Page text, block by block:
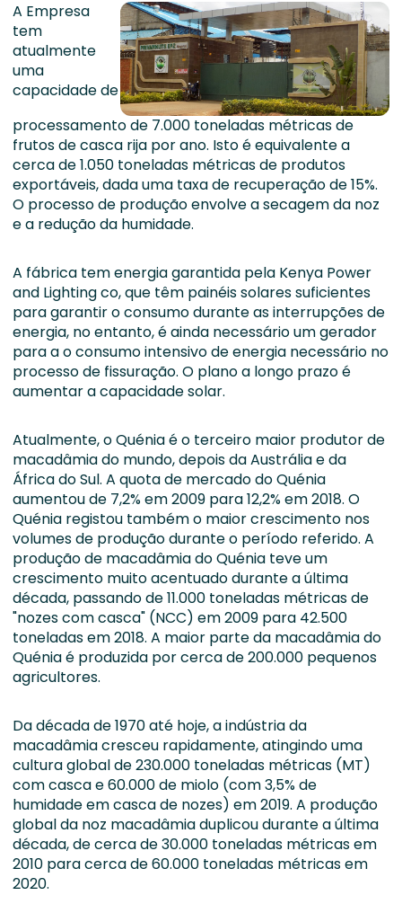
A Empresa
tem
atualmente
uma
capacidade de
processamento de 7.000 toneladas métricas de
frutos de casca rija por ano. Isto é equivalente a
cerca de 1.050 toneladas métricas de produtos
exportáveis, dada uma taxa de recuperação de 15%.
O processo de produção envolve a secagem da noz
e a redução da humidade.
A fábrica tem energia garantida pela Kenya Power
and Lighting co, que têm painéis solares suficientes
para garantir o consumo durante as interrupções de
energia, no entanto, é ainda necessário um gerador
para a o consumo intensivo de energia necessário no
processo de fissuração. O plano a longo prazo é
aumentar a capacidade solar.
Atualmente, o Quénia é o terceiro maior produtor de
macadâmia do mundo, depois da Austrália e da
África do Sul. A quota de mercado do Quénia
aumentou de 7,2% em 2009 para 12,2% em 2018. O
Quénia registou também o maior crescimento nos
volumes de produção durante o período referido. A
produção de macadâmia do Quénia teve um
crescimento muito acentuado durante a última
década, passando de 11.000 toneladas métricas de
"nozes com casca" (NCC) em 2009 para 42.500
toneladas em 2018. A maior parte da macadâmia do
Quénia é produzida por cerca de 200.000 pequenos
agricultores.
Da década de 1970 até hoje, a indústria da
macadâmia cresceu rapidamente, atingindo uma
cultura global de 230.000 toneladas métricas (MT)
com casca e 60.000 de miolo (com 3,5% de
humidade em casca de nozes) em 2019. A produção
global da noz macadâmia duplicou durante a última
década, de cerca de 30.000 toneladas métricas em
2010 para cerca de 60.000 toneladas métricas em
2020.